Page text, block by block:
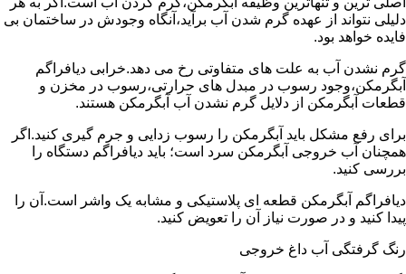
دلیلی نتواند از عهده گرم شدن آب برآید،آنگاه وجودش در ساختمان بی
فایده خواهد بود.
گرم نشدن آب به علت های متفاوتی رخ می دهد.خرابی دیافراگم
آبگرمکن،وجود رسوب در مبدل های حرارتی،رسوب در مخزن و
قطعات آبگرمکن از دلایل گرم نشدن آب آبگرمکن هستند.
برای رفع مشکل باید آبگرمکن را رسوب زدایی و جرم گیری کنید.اگر
همچنان آب خروجی آبگرمکن سرد است؛ باید دیافراگم دستگاه را
بررسی کنید.
دیافراگم آبگرمکن قطعه ای پلاستیکی و مشابه یک واشر است.آن را
پیدا کنید و در صورت نیاز آن را تعویض کنید.
رنگ گرفتگی آب داغ خروجی